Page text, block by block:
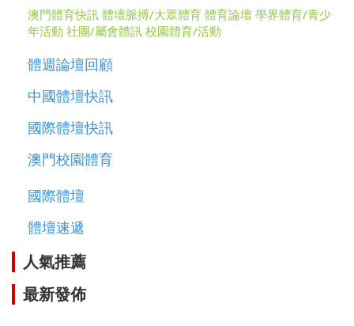
澳門體育快訊 體壇脈搏/大眾體育 體育論壇 學界體育/青少
年活動 社團/屬會體訊 校園體育/活動
體週論壇回顧
中國體壇快訊
國際體壇快訊
澳門校園體育
國際體壇
體壇速遞
人氣推薦
最新發佈